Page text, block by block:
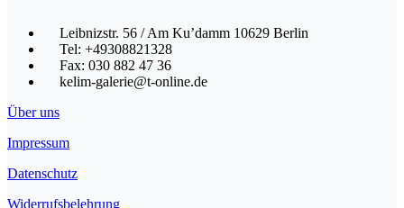
Leibnizstr. 56 / Am Ku’damm 10629 Berlin
Tel: +49308821328
Fax: 030 882 47 36
kelim-galerie@t-online.de
Über uns
Impressum
Datenschutz
Widerrufsbelehrung